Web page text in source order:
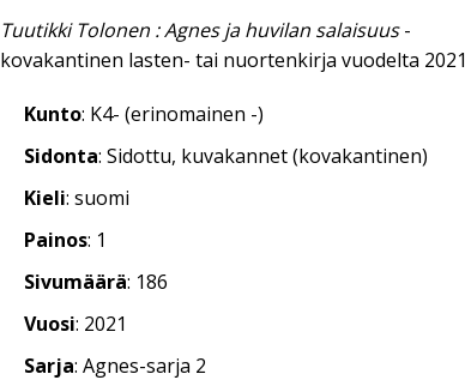
Tuutikki Tolonen : Agnes ja huvilan salaisuus-
kovakantinen lasten- tai nuortenkirja vuodelta 2021
Kunto: K4- (erinomainen -)
Sidonta: Sidottu, kuvakannet (kovakantinen)
Kieli: suomi
Painos: 1
Sivumäärä: 186
Vuosi: 2021
Sarja: Agnes-sarja 2